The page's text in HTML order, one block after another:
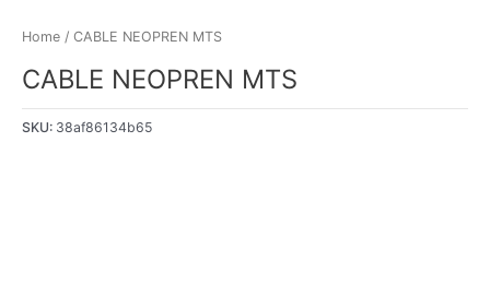
Home / CABLE NEOPREN MTS
CABLE NEOPREN MTS
SKU: 38af86134b65